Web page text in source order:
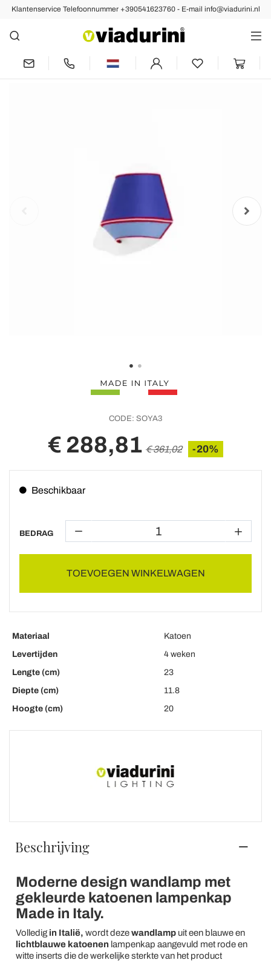
Klantenservice Telefoonnummer +390541623760 - E-mail info@viadurini.nl
Vorige Volgende
Design applique in blauw katoen met
rode en witte details Made in Italy - soja
CODE: SOYA3
€ 288,81 € 361,02 -20%
Beschikbaar
BEDRAG
TOEVOEGEN WINKELWAGEN
Materiaal
Katoen
Levertijden
4 weken
Lengte (cm)
23
Diepte (cm)
11.8
Hoogte (cm)
20
Beschrijving
Moderne design wandlamp met
gekleurde katoenen lampenkap
Made in Italy.
Volledig in Italië, wordt dezewandlampuit een blauwe en
lichtblauwekatoenen lampenkap aangevuld met rode en
witte inserts die de werkelijke sterkte van het product